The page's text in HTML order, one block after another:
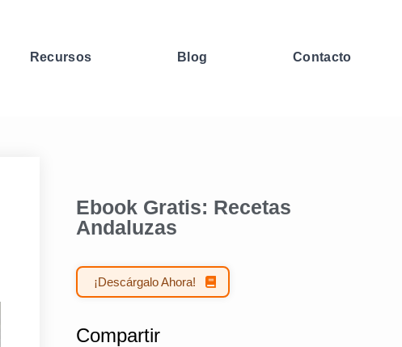
Recursos Blog Contacto
Ebook Gratis: Recetas
Andaluzas
¡Descárgalo Ahora!
Compartir